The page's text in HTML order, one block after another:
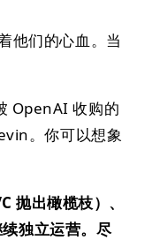
他们的心血。当
OpenAI 收购的
。你可以想象
抛出橄榄枝）、
独立运营。尽